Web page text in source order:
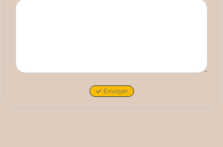
Envoyer